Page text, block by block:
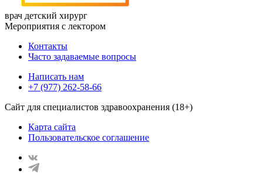
врач детский хирург
Мероприятия с лектором
Контакты
Часто задаваемые вопросы
Написать нам
+7 (977) 262-58-66
Сайт для специалистов здравоохранения (18+)
Карта сайта
Пользовательское соглашение